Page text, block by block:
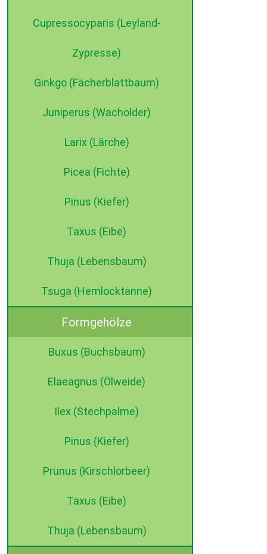
Cupressocyparis (Leyland-
Zypresse)
Ginkgo (Fächerblattbaum)
Juniperus (Wacholder)
Larix (Lärche)
Picea (Fichte)
Pinus (Kiefer)
Taxus (Eibe)
Thuja (Lebensbaum)
Tsuga (Hemlocktanne)
Formgehölze
Buxus (Buchsbaum)
Elaeagnus (Ölweide)
Ilex (Stechpalme)
Pinus (Kiefer)
Prunus (Kirschlorbeer)
Taxus (Eibe)
Thuja (Lebensbaum)